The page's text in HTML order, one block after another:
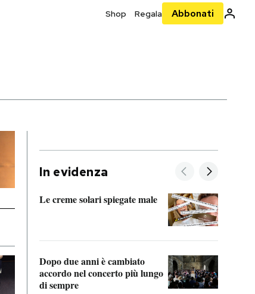
Shop Regala Abbonati
In evidenza
Le creme solari spiegate male
Dopo due anni è cambiato
accordo nel concerto più lungo
di sempre